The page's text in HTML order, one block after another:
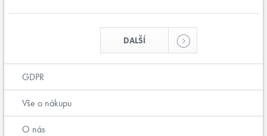
DALŠÍ
GDPR
Vše o nákupu
O nás